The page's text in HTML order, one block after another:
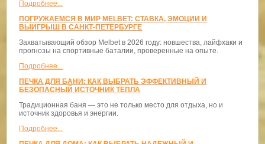
Подробнее...
ПОГРУЖАЕМСЯ В МИР MELBET: СТАВКА, ЭМОЦИИ И
ВЫИГРЫШ В САНКТ-ПЕТЕРБУРГЕ
Захватывающий обзор Melbet в 2026 году: новшества, лайфхаки и
прогнозы на спортивные баталии, проверенные на опыте.
Подробнее...
ПЕЧКА ДЛЯ БАНИ: КАК ВЫБРАТЬ ЭФФЕКТИВНЫЙ И
БЕЗОПАСНЫЙ ИСТОЧНИК ТЕПЛА
Традиционная баня — это не только место для отдыха, но и
источник здоровья и энергии.
Подробнее...